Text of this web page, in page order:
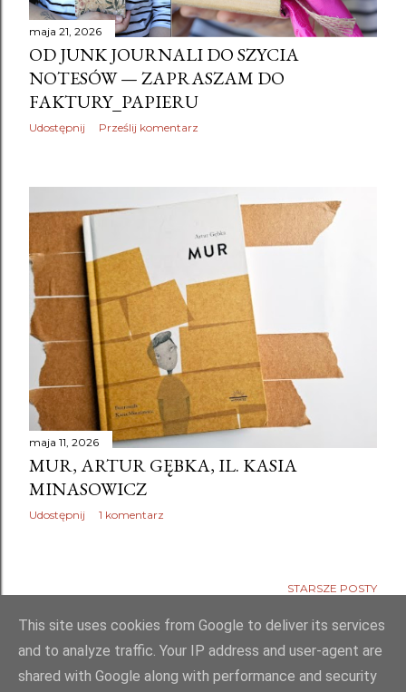
maja 21, 2026
OD JUNK JOURNALI DO SZYCIA
NOTESÓW — ZAPRASZAM DO
FAKTURY_PAPIERU
Udostępnij Prześlij komentarz
maja 11, 2026
MUR, ARTUR GĘBKA, IL. KASIA
MINASOWICZ
Udostępnij 1 komentarz
STARSZE POSTY
This site uses cookies from Google to deliver its services
and to analyze traffic. Your IP address and user-agent are
shared with Google along with performance and security